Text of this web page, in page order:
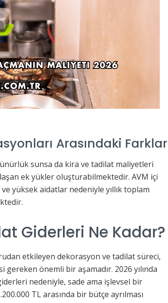
Arasındaki Farklar
sunsa da kira ve tadilat maliyetleri
ek yükler oluşturabilmektedir. AVM içi
yüksek aidatlar nedeniyle yıllık toplam
Giderleri Ne Kadar?
etkileyen dekorasyon ve tadilat süreci,
gereken önemli bir aşamadır. 2026 yılında
nedeniyle, sade ama işlevsel bir
TL arasında bir bütçe ayrılması